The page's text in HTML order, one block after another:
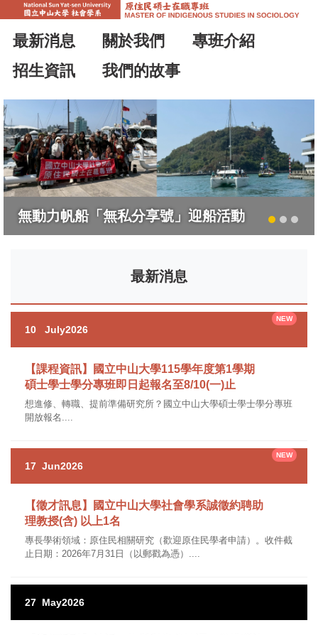
主
內
區
最新消息 關於我們
專班介紹
招生資訊
我們的故事
無動力帆船「無私分享號」迎船活動
最新消息
10 July2026
【課程資訊】國立中山大學115學年度第1學期
碩士學士學分專班即日起報名至8/10(一)止
想進修、轉職、提前準備研究所？國立中山大學碩士學士學分專班
開放報名....
17 Jun2026
【徵才訊息】國立中山大學社會學系誠徵約聘助
理教授(含) 以上1名
專長學術領域：原住民相關研究（歡迎原住民學者申請）。收件截
止日期：2026年7月31日（以郵戳為憑）....
27 May2026